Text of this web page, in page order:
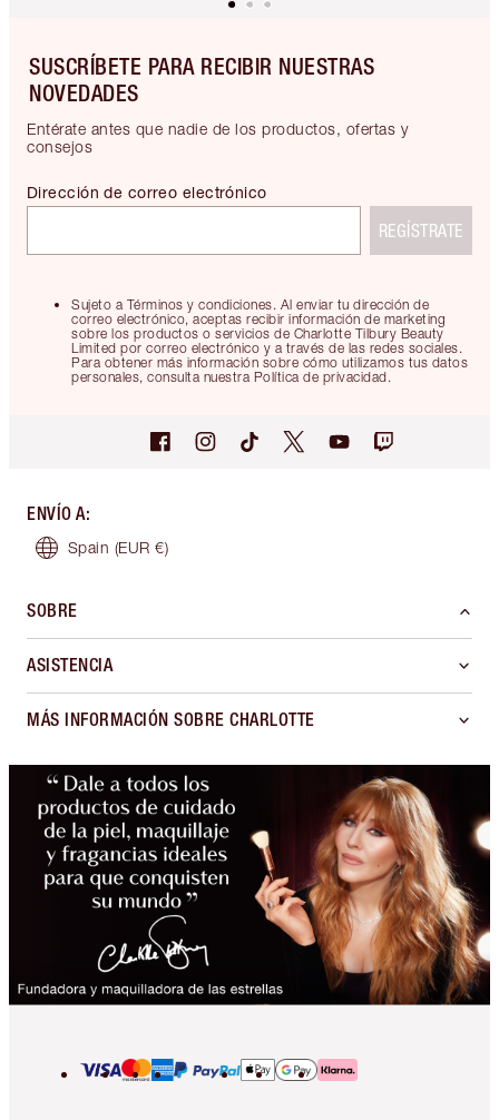
SUSCRÍBETE PARA RECIBIR NUESTRAS
NOVEDADES
Entérate antes que nadie de los productos, ofertas y
consejos
Sujeto a Términos y condiciones. Al enviar tu dirección de
correo electrónico, aceptas recibir información de marketing
sobre los productos o servicios de Charlotte Tilbury Beauty
Limited por correo electrónico y a través de las redes sociales.
Para obtener más información sobre cómo utilizamos tus datos
personales, consulta nuestra Política de privacidad.
Dirección de correo electrónico
REGÍSTRATE
ENVÍO A:
Spain (EUR €)
SOBRE
ASISTENCIA
MÁS INFORMACIÓN SOBRE CHARLOTTE